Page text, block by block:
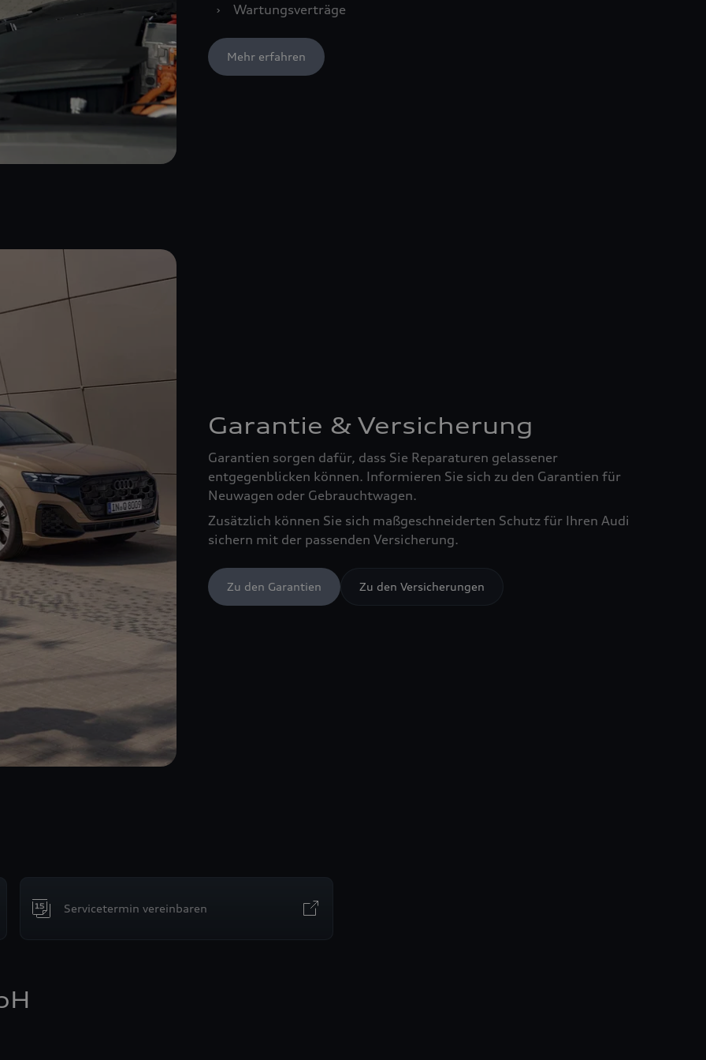
› Wartungsverträge
Mehr erfahren
Garantie & Versicherung
Garantien sorgen dafür, dass Sie Reparaturen gelassener
entgegenblicken können. Informieren Sie sich zu den Garantien für
Neuwagen oder Gebrauchtwagen.
Zusätzlich können Sie sich maßgeschneiderten Schutz für Ihren Audi
sichern mit der passenden Versicherung.
Zu den Garantien Zu den Versicherungen
Servicetermin vereinbaren